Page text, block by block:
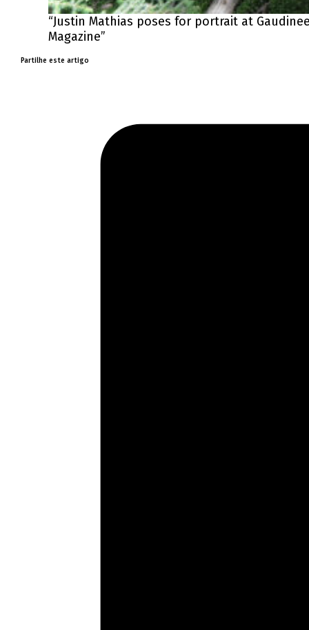
“Justin Mathias poses for portrait at
Magazine”
Partilhe este artigo